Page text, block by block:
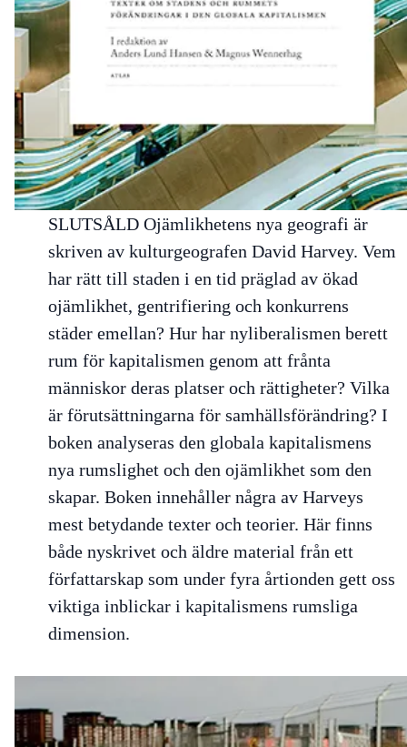
SLUTSÅLD Ojämlikhetens nya geografi är
skriven av kulturgeografen David Harvey. Vem
har rätt till staden i en tid präglad av ökad
ojämlikhet, gentrifiering och konkurrens
städer emellan? Hur har nyliberalismen berett
rum för kapitalismen genom att frånta
människor deras platser och rättigheter? Vilka
är förutsättningarna för samhällsförändring? I
boken analyseras den globala kapitalismens
nya rumslighet och den ojämlikhet som den
skapar. Boken innehåller några av Harveys
mest betydande texter och teorier. Här finns
både nyskrivet och äldre material från ett
författarskap som under fyra årtionden gett oss
viktiga inblickar i kapitalismens rumsliga
dimension.